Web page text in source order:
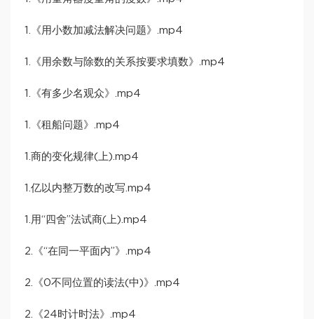
1.《用小数加减法解决问题》.mp4
1.《用余数与除数的关系按要求填数》.mp4
1.《有多少名观众》.mp4
1.《租船问题》.mp4
1.商的变化规律(上).mp4
1.亿以内整万数的改写.mp4
1.用“四舍”法试商(上).mp4
2.《“在同一平面内”》.mp4
2.《0不同位置的读法(中)》.mp4
2.《24时计时法》.mp4